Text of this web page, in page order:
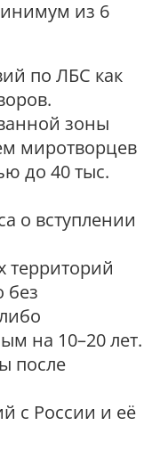
из 6
по ЛБС как
зоны
миротворцев
до 40 тыс.
о вступлении
территорий
без
на 10–20 лет.
после
с России и её